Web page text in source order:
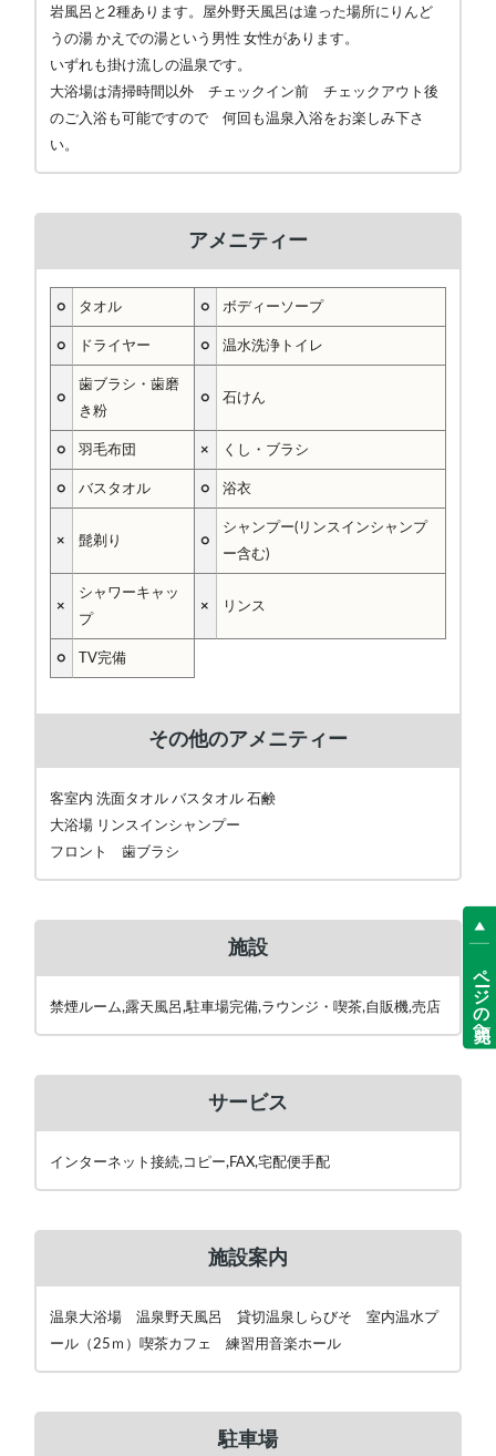
岩風呂と2種あります。屋外野天風呂は違った場所にりんど
うの湯 かえでの湯という男性 女性があります。
いずれも掛け流しの温泉です。
大浴場は清掃時間以外 チェックイン前 チェックアウト後
のご入浴も可能ですので 何回も温泉入浴をお楽しみ下さ
い。
アメニティー
○ タオル ○ ボディーソープ
○ ドライヤー ○ 温水洗浄トイレ
○
歯ブラシ・歯磨
き粉
○ 石けん
○ 羽毛布団 × くし・ブラシ
○ バスタオル ○ 浴衣
× 髭剃り ○
シャンプー(リンスインシャンプ
ー含む)
×
シャワーキャッ
プ
× リンス
○ TV完備
その他のアメニティー
客室内 洗面タオル バスタオル 石鹸
大浴場 リンスインシャンプー
フロント 歯ブラシ
施設
禁煙ルーム,露天風呂,駐車場完備,ラウンジ・喫茶,自販機,売店
サービス
インターネット接続,コピー,FAX,宅配便手配
施設案内
温泉大浴場 温泉野天風呂 貸切温泉しらびそ 室内温水プ
ール（25ｍ）喫茶カフェ 練習用音楽ホール
駐車場
ページの先頭へ